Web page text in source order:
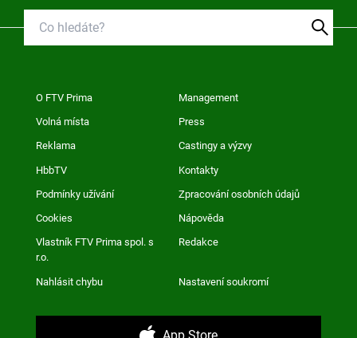
O FTV Prima Management
Volná místa Press
Reklama Castingy a výzvy
HbbTV Kontakty
Podmínky užívání Zpracování osobních údajů
Cookies Nápověda
Vlastník FTV Prima spol. s
r.o.
Redakce
Nahlásit chybu Nastavení soukromí